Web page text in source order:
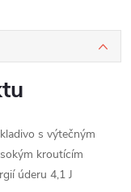
s výtečným
kroutícím
úderu 4,1 J